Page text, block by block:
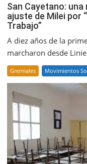
San Cayetano:
ajuste de Milei por
Trabajo”
A diez años de la
marcharon desde
Gremiales Movimientos